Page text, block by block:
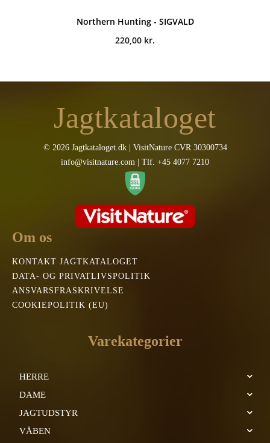
Northern Hunting - SIGVALD
220,00 kr.
Jagtkataloget
© 2026 Jagtkataloget.dk | VisitNature CVR 30300734
info@visitnature.com | Tlf. +45 4077 7210
Om os
KONTAKT JAGTKATALOGET
DATA- OG PRIVATLIVSPOLITIK
ANSVARSFRASKRIVELSE
COOKIEPOLITIK (EU)
Varekategorier
HERRE
DAME
JAGTUDSTYR
VÅBEN